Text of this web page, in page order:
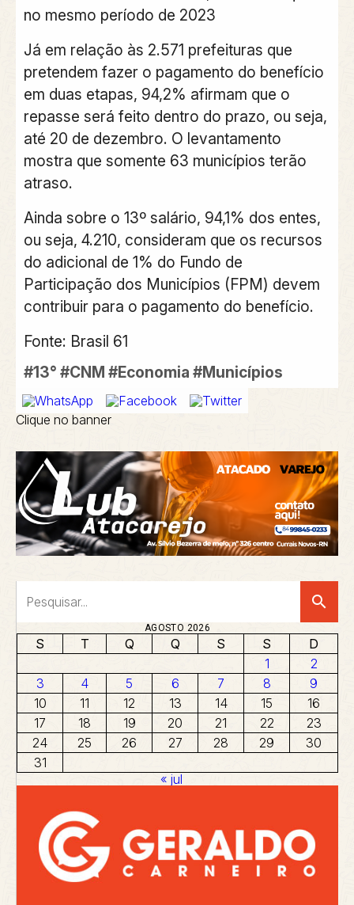
no mesmo período de 2023
Já em relação às 2.571 prefeituras que
pretendem fazer o pagamento do benefício
em duas etapas, 94,2% afirmam que o
repasse será feito dentro do prazo, ou seja,
até 20 de dezembro. O levantamento
mostra que somente 63 municípios terão
atraso.
Ainda sobre o 13º salário, 94,1% dos entes,
ou seja, 4.210, consideram que os recursos
do adicional de 1% do Fundo de
Participação dos Municípios (FPM) devem
contribuir para o pagamento do benefício.
Fonte: Brasil 61
#13° #CNM #Economia #Municípios
Clique no banner
search
AGOSTO 2026
S T Q Q S S
D
1
2
3
4 5 6 7 8
9
10
11 12 13 14 15
16
17
18 19 20 21 22
23
24
25 26 27 28 29
30
31
« jul